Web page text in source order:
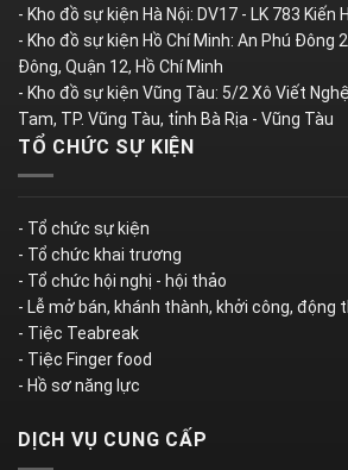
- Kho đồ sự kiện Hà Nội: DV17 - LK 783 Kiến
- Kho đồ sự kiện Hồ Chí Minh: An Phú Đông
Đông, Quận 12, Hồ Chí Minh
- Kho đồ sự kiện Vũng Tàu: 5/2 Xô Viết
Tam, TP. Vũng Tàu, tỉnh Bà Rịa - Vũng Tàu
TỔ CHỨC SỰ KIỆN
- Tổ chức sự kiện
- Tổ chức khai trương
- Tổ chức hội nghị - hội thảo
- Lễ mở bán, khánh thành, khởi công, động
- Tiệc Teabreak
- Tiệc Finger food
- Hồ sơ năng lực
DỊCH VỤ CUNG CẤP